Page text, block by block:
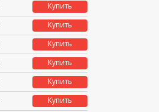
Купить
Купить
Купить
Купить
Купить
Купить